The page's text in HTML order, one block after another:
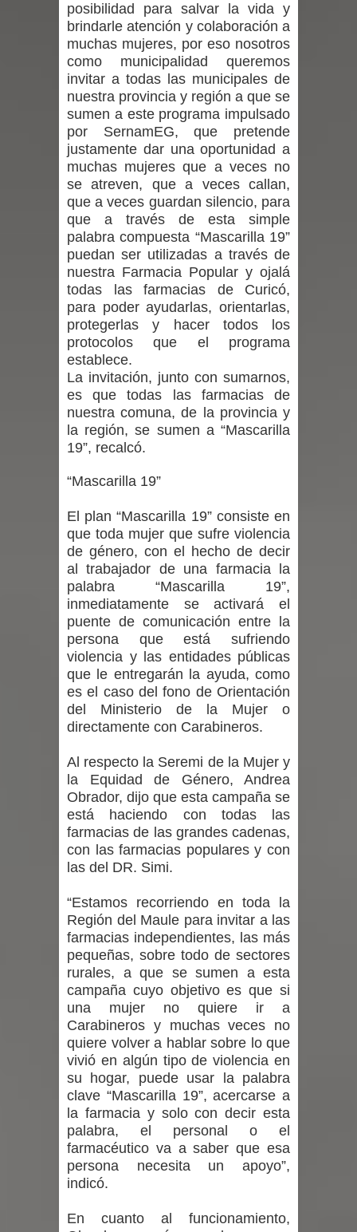
Maule golpea al Gobierno en medio de
denuncias por viviendas sociales en
Talca
Diputado Jorge Guzmán rechaza
proyecto de interconexión eléctrica
en la alta cordillera del Maule por su
impacto ambiental
INDAP entregó $189 millones en
incentivos a usuarios de PRODESAL
de la provincia de Linares
Municipalidad de Curicó apuesta a la
innovación en tecnología educativa
con nuevas pantallas interactivas del
Colegio El Boldo
Municipalidad de Curicó inició
proceso de vacunación escolar
Se activa Código Azul en Talca ante
las bajas temperaturas
GORE Maule figura tercero a nivel
nacional en gasto por viajes y
traslados con $133 millones
Dos internos intentaron escapar por
un forado desde la cárcel de Talca
posibilidad para salvar la vida y
brindarle atención y colaboración a
muchas mujeres, por eso nosotros
como municipalidad queremos
invitar a todas las municipales de
nuestra provincia y región a que se
sumen a este programa impulsado
por SernamEG, que pretende
justamente dar una oportunidad a
muchas mujeres que a veces no
se atreven, que a veces callan,
que a veces guardan silencio, para
que a través de esta simple
palabra compuesta “Mascarilla 19”
puedan ser utilizadas a través de
nuestra Farmacia Popular y ojalá
todas las farmacias de Curicó,
para poder ayudarlas, orientarlas,
protegerlas y hacer todos los
protocolos que el programa
establece.
La invitación, junto con sumarnos,
es que todas las farmacias de
nuestra comuna, de la provincia y
la región, se sumen a “Mascarilla
19”, recalcó.
“Mascarilla 19”
El plan “Mascarilla 19” consiste en
que toda mujer que sufre violencia
de género, con el hecho de decir
al trabajador de una farmacia la
palabra “Mascarilla 19”,
inmediatamente se activará el
puente de comunicación entre la
persona que está sufriendo
violencia y las entidades públicas
que le entregarán la ayuda, como
es el caso del fono de Orientación
del Ministerio de la Mujer o
directamente con Carabineros.
Al respecto la Seremi de la Mujer y
la Equidad de Género, Andrea
Obrador, dijo que esta campaña se
está haciendo con todas las
farmacias de las grandes cadenas,
con las farmacias populares y con
las del DR. Simi.
“Estamos recorriendo en toda la
Región del Maule para invitar a las
farmacias independientes, las más
pequeñas, sobre todo de sectores
rurales, a que se sumen a esta
campaña cuyo objetivo es que si
una mujer no quiere ir a
Carabineros y muchas veces no
quiere volver a hablar sobre lo que
vivió en algún tipo de violencia en
su hogar, puede usar la palabra
clave “Mascarilla 19”, acercarse a
la farmacia y solo con decir esta
palabra, el personal o el
farmacéutico va a saber que esa
persona necesita un apoyo”,
indicó.
En cuanto al funcionamiento,